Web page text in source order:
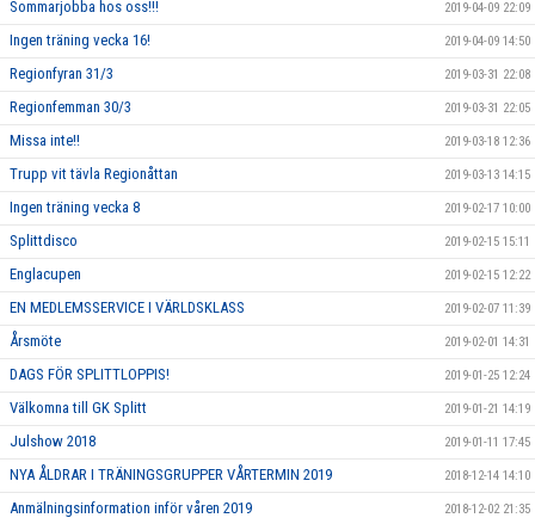
Sommarjobba hos oss!!! 2019-04-09 22:09
Ingen träning vecka 16! 2019-04-09 14:50
Regionfyran 31/3 2019-03-31 22:08
Regionfemman 30/3 2019-03-31 22:05
Missa inte!! 2019-03-18 12:36
Trupp vit tävla Regionåttan 2019-03-13 14:15
Ingen träning vecka 8 2019-02-17 10:00
Splittdisco 2019-02-15 15:11
Englacupen 2019-02-15 12:22
EN MEDLEMSSERVICE I VÄRLDSKLASS 2019-02-07 11:39
Årsmöte 2019-02-01 14:31
DAGS FÖR SPLITTLOPPIS! 2019-01-25 12:24
Välkomna till GK Splitt 2019-01-21 14:19
Julshow 2018 2019-01-11 17:45
NYA ÅLDRAR I TRÄNINGSGRUPPER VÅRTERMIN 2019 2018-12-14 14:10
Anmälningsinformation inför våren 2019 2018-12-02 21:35